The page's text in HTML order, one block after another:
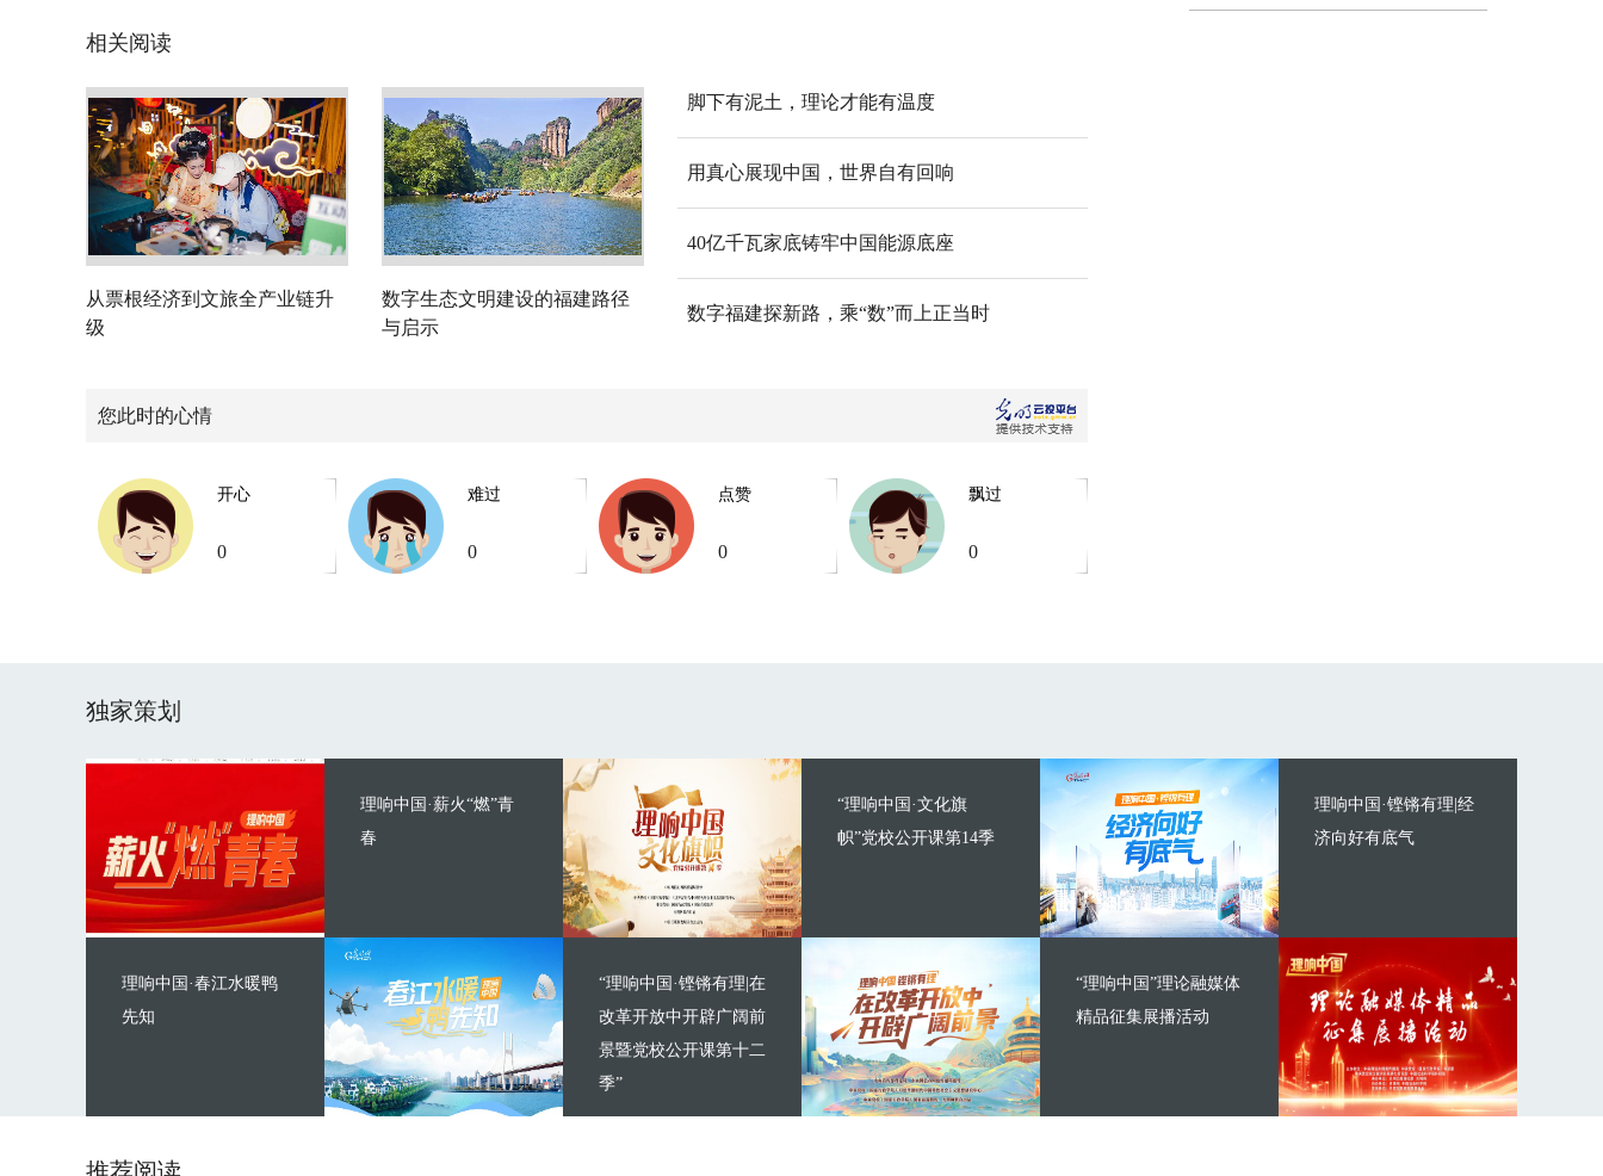
相关阅读
从票根经济到文旅全产业链升
级
数字生态文明建设的福建路径
与启示
脚下有泥土，理论才能有温度
用真心展现中国，世界自有回响
40亿千瓦家底铸牢中国能源底座
数字福建探新路，乘“数”而上正当时
您此时的心情
开心
0
难过
0
点赞
0
飘过
0
独家策划
理响中国·薪火“燃”青
春
理响中国·春江水暖鸭
先知
“理响中国·文化旗
帜”党校公开课第14季
“理响中国·铿锵有理|在
改革开放中开辟广阔前
景暨党校公开课第十二
季”
理响中国·铿锵有理|经
济向好有底气
“理响中国”理论融媒体
精品征集展播活动